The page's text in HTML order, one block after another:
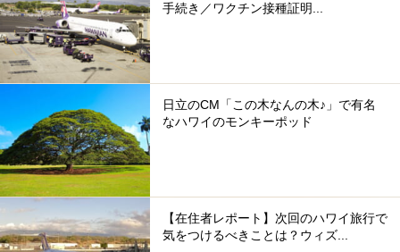
手続き／ワクチン接種証明...
日立のCM「この木なんの木♪」で有名
なハワイのモンキーポッド
【在住者レポート】次回のハワイ旅行で
気をつけるべきことは？ウィズ...